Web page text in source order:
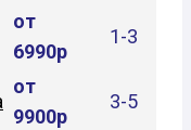
от
6990р
1-3
от
9900р
3-5